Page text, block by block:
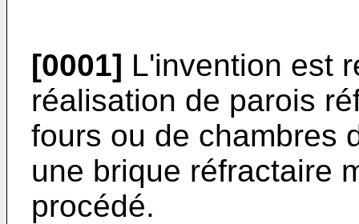
[0001] L'invention est
réalisation de parois
fours ou de chambres
une brique réfractaire
procédé.